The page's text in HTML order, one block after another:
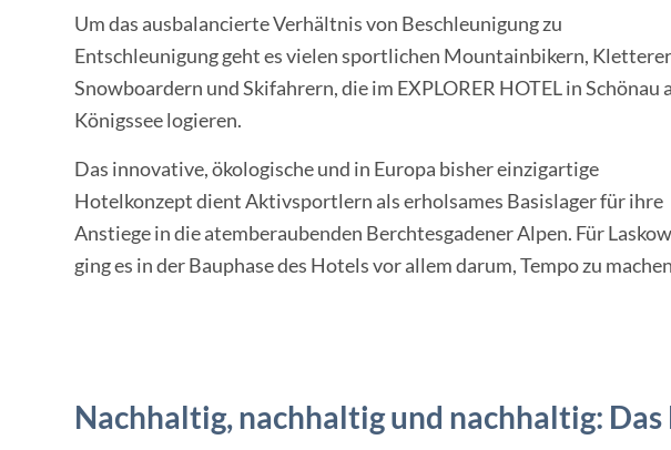
Um das ausbalancierte Verhältnis von Beschleunigung zu
Entschleunigung geht es vielen sportlichen Mountainbikern,
Snowboardern und Skifahrern, die im EXPLORER HOTEL in Schönau
Königssee logieren.
Das innovative, ökologische und in Europa bisher einzigartige
Hotelkonzept dient Aktivsportlern als erholsames Basislager für ihre
Anstiege in die atemberaubenden Berchtesgadener Alpen. Für
ging es in der Bauphase des Hotels vor allem darum, Tempo zu
Nachhaltig, nachhaltig und nachhaltig: